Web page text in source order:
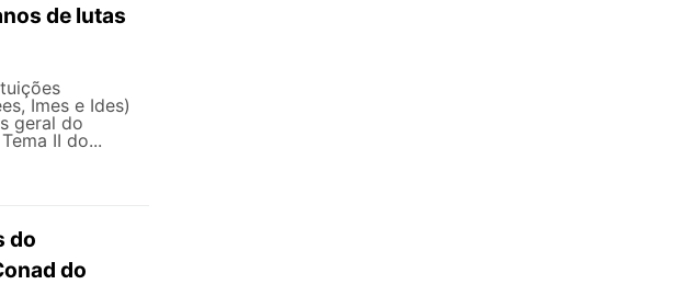
de lutas
Imes e Ides)
geral do
II do...
do
do